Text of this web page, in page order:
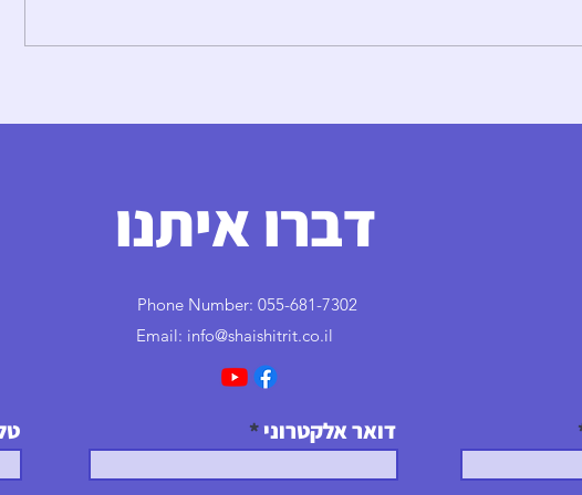
דברו איתנו
Phone Number: 055-681-7302
info@shaishitrit.co.il
דואר אלקטרוני